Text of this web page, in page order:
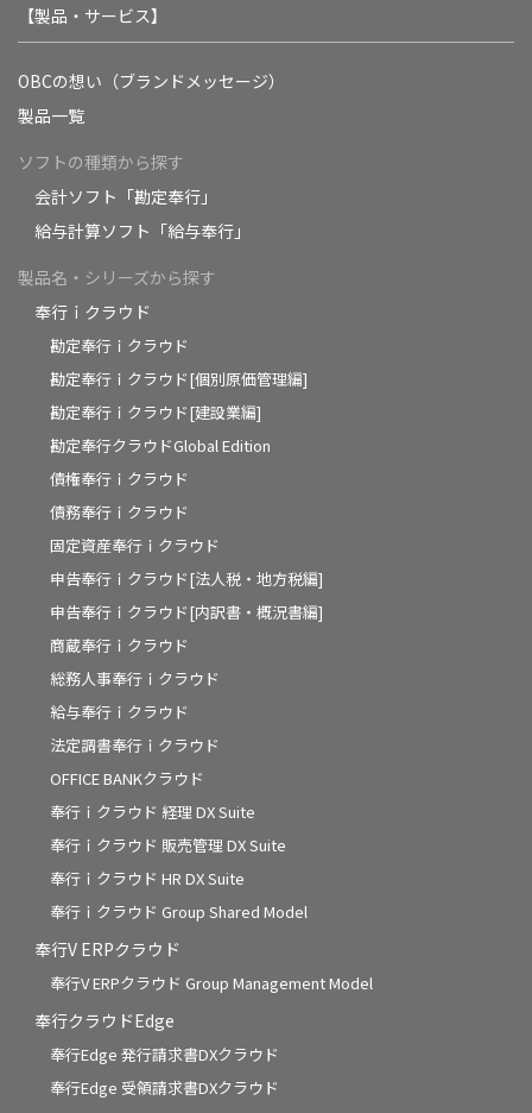
【製品・サービス】
OBCの想い（ブランドメッセージ）
製品一覧
ソフトの種類から探す
会計ソフト「勘定奉行」
給与計算ソフト「給与奉行」
製品名・シリーズから探す
奉行ｉクラウド
勘定奉行ｉクラウド
勘定奉行ｉクラウド[個別原価管理編]
勘定奉行ｉクラウド[建設業編]
勘定奉行クラウドGlobal Edition
債権奉行ｉクラウド
債務奉行ｉクラウド
固定資産奉行ｉクラウド
申告奉行ｉクラウド[法人税・地方税編]
申告奉行ｉクラウド[内訳書・概況書編]
商蔵奉行ｉクラウド
総務人事奉行ｉクラウド
給与奉行ｉクラウド
法定調書奉行ｉクラウド
OFFICE BANKクラウド
奉行ｉクラウド 経理 DX Suite
奉行ｉクラウド 販売管理 DX Suite
奉行ｉクラウド HR DX Suite
奉行ｉクラウド Group Shared Model
奉行V ERPクラウド
奉行V ERPクラウド Group Management Model
奉行クラウドEdge
奉行Edge 発行請求書DXクラウド
奉行Edge 受領請求書DXクラウド